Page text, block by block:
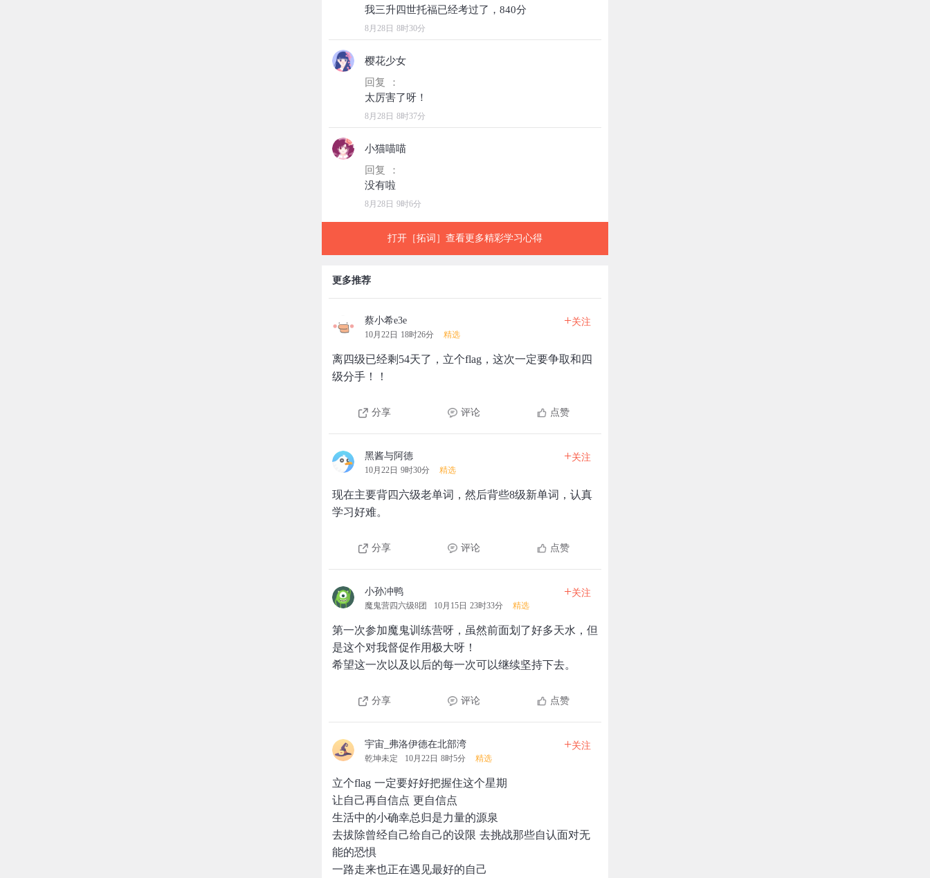
8月28日 8时30分
樱花少女
回复 ：
8月28日 8时37分
小猫喵喵
回复 ：
8月28日 9时6分
打开［拓词］查看更多精彩学习心得
更多推荐
蔡小希e3e
10月22日 18时26分 精选
+关注
离四级已经剩54天了，立个flag，这次一定要争取和四
级分手！！
分享 评论 点赞
黑酱与阿德
10月22日 9时30分 精选
+关注
现在主要背四六级老单词，然后背些8级新单词，认真
学习好难。
分享 评论 点赞
小孙冲鸭
魔鬼营四六级8团 10月15日 23时33分 精选
+关注
第一次参加魔鬼训练营呀，虽然前面划了好多天水，但
是这个对我督促作用极大呀！
希望这一次以及以后的每一次可以继续坚持下去。
分享 评论 点赞
宇宙_弗洛伊德在北部湾
乾坤未定 10月22日 8时5分 精选
+关注
立个flag 一定要好好把握住这个星期
让自己再自信点 更自信点
生活中的小确幸总归是力量的源泉
去拔除曾经自己给自己的设限 去挑战那些自认面对无
能的恐惧
一路走来也正在遇见最好的自己